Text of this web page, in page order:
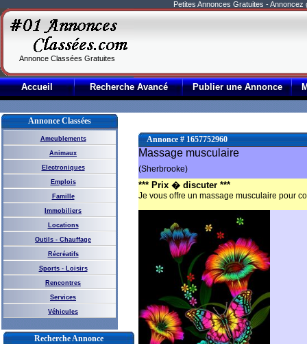
Petites Annonces Gratuites -
Annonce Classées Gratuites
Accueil Recherche Avancé Publier une Annonce
Annonce Classées
Ameublements
Animaux
Electroniques
Emplois
Famille
Immobiliers
Locations
Outils - Chauffage
Récréatifs
Sports - Loisirs
Rencontres
Services
Véhicules
Recherche Annonce
Annonce # 1657752960
Massage musculaire
(Sherbrooke)
*** Prix � discuter ***
Je vous offre un massage musculaire pour